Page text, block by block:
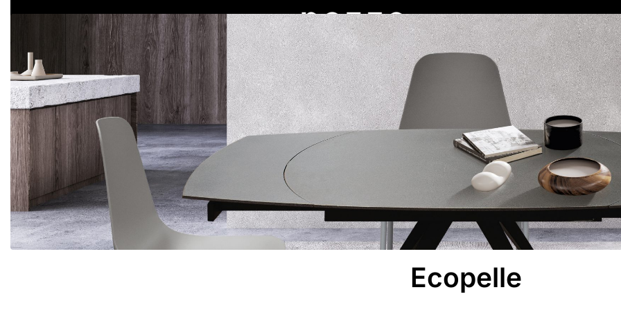
HOMEPAGECHI SIAMOTAVOLI CONSOLLE ALLUNGABILI POLTRONELIBRERIE
Ecopelle